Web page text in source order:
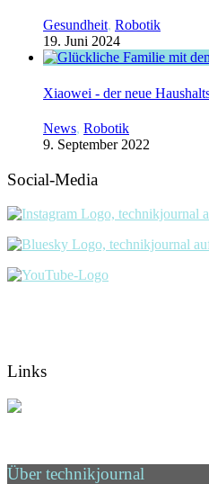
Gesundheit, Robotik
19. Juni 2024
Xiaowei - der neue
News, Robotik
9. September 2022
Social-Media
Links
Über technikjournal